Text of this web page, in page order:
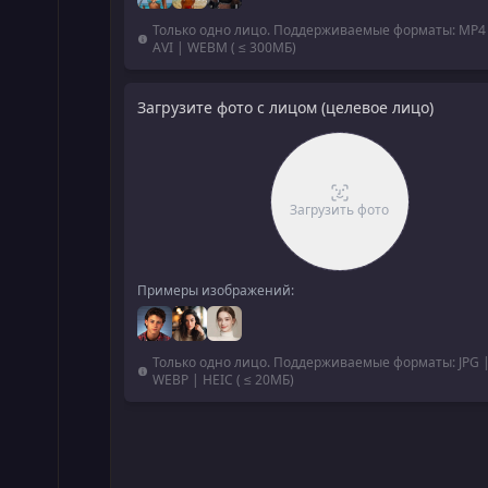
Только одно лицо. Поддерживаемые форматы:
AVI | WEBM ( ≤ 300МБ)
Загрузите фото с лицом (целевое лицо)
Загрузить фото
Примеры изображений:
Только одно лицо. Поддерживаемые форматы: JPG
WEBP | HEIC ( ≤ 20МБ)